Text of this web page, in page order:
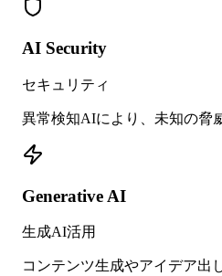
AI Security
セキュリティ
異常検知AIにより、未知の脅
Generative AI
生成AI活用
コンテンツ生成やアイデア出